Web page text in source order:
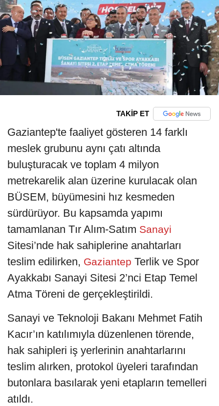
TAKİP ET
Gaziantep'te faaliyet gösteren 14 farklı
meslek grubunu aynı çatı altında
buluşturacak ve toplam 4 milyon
metrekarelik alan üzerine kurulacak olan
BÜSEM, büyümesini hız kesmeden
sürdürüyor. Bu kapsamda yapımı
tamamlanan Tır Alım-Satım Sanayi
Sitesi’nde hak sahiplerine anahtarları
teslim edilirken, Gaziantep Terlik ve Spor
Ayakkabı Sanayi Sitesi 2’nci Etap Temel
Atma Töreni de gerçekleştirildi.
Sanayi ve Teknoloji Bakanı Mehmet Fatih
Kacır’ın katılımıyla düzenlenen törende,
hak sahipleri iş yerlerinin anahtarlarını
teslim alırken, protokol üyeleri tarafından
butonlara basılarak yeni etapların temelleri
atıldı.